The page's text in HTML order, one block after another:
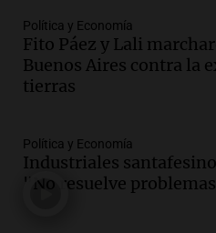
sobre los parques
Amamos Argentina
Episodios
Audio.
durante la primavera
Informados al regreso
Episodios
Política y Economía
Fito Páez y Lali
Buenos Aires contra la
tierras
Política y Economía
Industriales
"No resuelve